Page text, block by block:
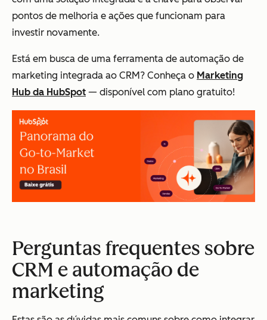
pontos de melhoria e ações que funcionam para
investir novamente.
Está em busca de uma ferramenta de automação de
marketing integrada ao CRM? Conheça o Marketing
Hub da HubSpot — disponível com plano gratuito!
Perguntas frequentes sobre
CRM e automação de
marketing